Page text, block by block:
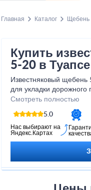
Главная Каталог Щебень
Купить
5-20 в Туапсе
Известняковый щебень
для укладки дорожного
строительства
многого другого.
20 у нас, вы можете
качестве и
приобрести этот
Смотреть полностью
5.0
Нас выбирают на
Яндекс.Картах